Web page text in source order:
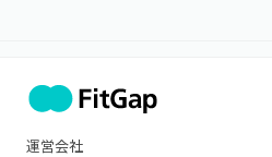
運営会社